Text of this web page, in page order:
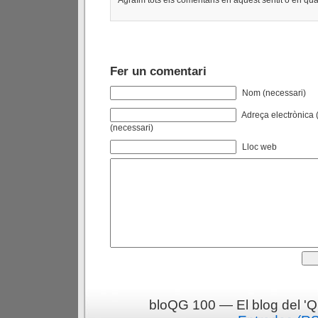
Fer un comentari
Nom (necessari)
Adreça electrònica
(necessari)
Lloc web
bloQG 100 — El blog del